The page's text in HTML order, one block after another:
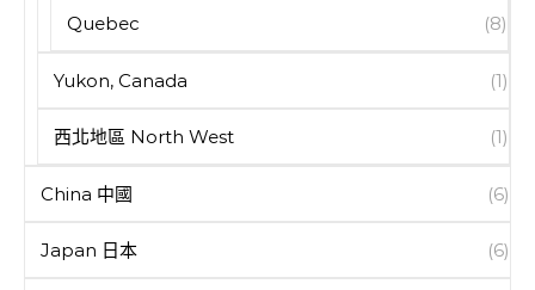
Quebec (8)
Yukon, Canada (1)
西北地區 North West (1)
China 中國 (6)
Japan 日本 (6)